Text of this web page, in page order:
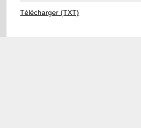
Télécharger (TXT)